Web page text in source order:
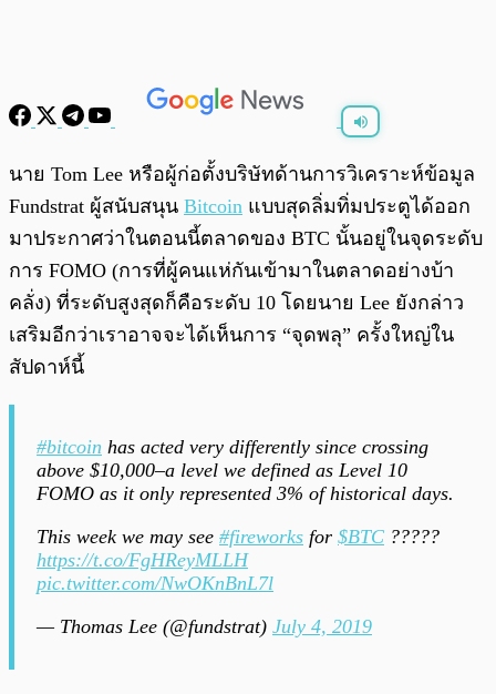
/0:00
นาย Tom Lee หรือผู้ก่อตั้งบริษัทด้านการวิเคราะห์ข้อมูล
Fundstrat ผู้สนับสนุน Bitcoin แบบสุดลิ่มทิ่มประตูได้ออก
มาประกาศว่าในตอนนี้ตลาดของ BTC นั้นอยู่ในจุดระดับ
การ FOMO (การที่ผู้คนแห่กันเข้ามาในตลาดอย่างบ้า
คลั่ง) ที่ระดับสูงสุดก็คือระดับ 10 โดยนาย Lee ยังกล่าว
เสริมอีกว่าเราอาจจะได้เห็นการ “จุดพลุ” ครั้งใหญ่ใน
สัปดาห์นี้
#bitcoin has acted very differently since crossing
above $10,000–a level we defined as Level 10
FOMO as it only represented 3% of historical days.
This week we may see #fireworks for $BTC ?????
https://t.co/FgHReyMLLH
pic.twitter.com/NwOKnBnL7l
— Thomas Lee (@fundstrat) July 4, 2019